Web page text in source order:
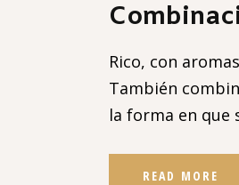
Rico, con
También
la forma en que
READ MORE